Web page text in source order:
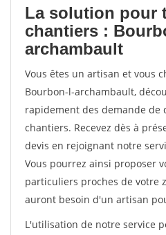
La solution pour
chantiers :
archambault
Vous êtes un artisan et vous
Bourbon-l-archambault,
rapidement des demande de
chantiers. Recevez dès à
devis en rejoignant notre
Vous pourrez ainsi proposer
particuliers proches de votre
auront besoin d'un artisan
L'utilisation de notre service